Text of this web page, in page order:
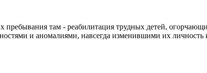
там - реабилитация трудных детей,
и аномалиями, навсегда изменившими их личность